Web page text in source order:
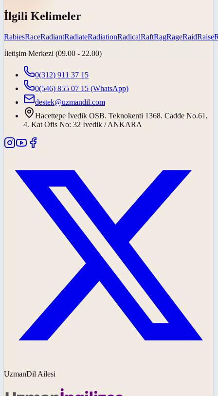
İlgili Kelimeler
RabiesRaceRadiantRadiateRadiationRadicalRaftRagRageRaidRaise
İletişim Merkezi (09.00 - 22.00)
0(312) 911 37 15
0(546) 855 07 15 (WhatsApp)
destek@uzmandil.com
Hacettepe İvedik OSB. Teknokenti 1368. Cadde No.61,
4. Kat Ofis No: 32 İvedik / ANKARA
UzmanDil Ailesi